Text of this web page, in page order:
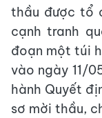
thầu được tổ
cạnh tranh
đoạn một túi
vào ngày 11/
hành Quyết
sơ mời thầu,